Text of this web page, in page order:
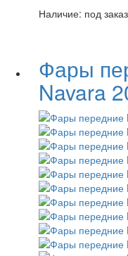
Наличие: под заказ
Фары
Navara